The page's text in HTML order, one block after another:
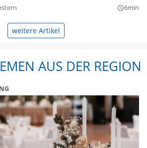
query_builder6min
weitere Artikel
AUS DER REGION